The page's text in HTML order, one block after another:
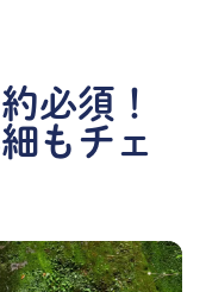
必須！
もチェ